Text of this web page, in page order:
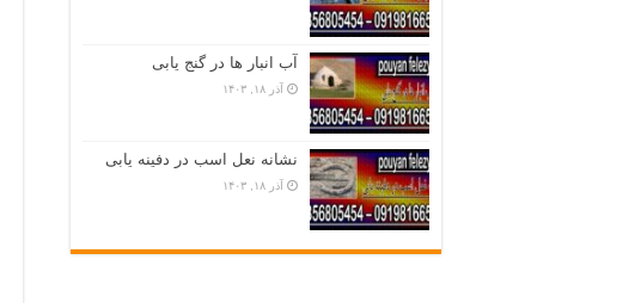
آب انبار ها در گنج یابی
آذر ۱۸, ۱۴۰۳
نشانه نعل اسب در دفینه یابی
آذر ۱۸, ۱۴۰۳